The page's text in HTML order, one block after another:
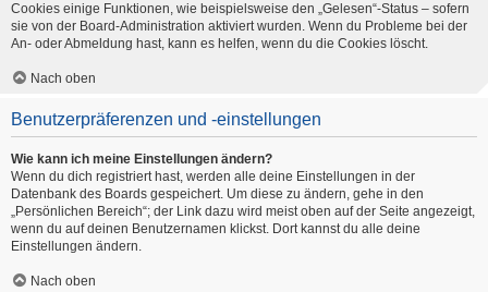
Cookies einige Funktionen, wie beispielsweise den „Gelesen“-Status – sofern
sie von der Board-Administration aktiviert wurden. Wenn du Probleme bei der
An- oder Abmeldung hast, kann es helfen, wenn du die Cookies löscht.
Nach oben
Benutzerpräferenzen und -einstellungen
Wie kann ich meine Einstellungen ändern?
Wenn du dich registriert hast, werden alle deine Einstellungen in der
Datenbank des Boards gespeichert. Um diese zu ändern, gehe in den
„Persönlichen Bereich“; der Link dazu wird meist oben auf der Seite angezeigt,
wenn du auf deinen Benutzernamen klickst. Dort kannst du alle deine
Einstellungen ändern.
Nach oben